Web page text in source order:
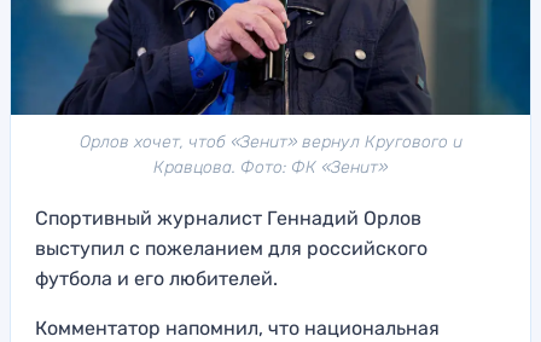
Орлов хочет, чтоб «Зенит» вернул Кругового и
Кравцова. Фото: ФК «Зенит»
Спортивный журналист Геннадий Орлов
выступил с пожеланием для российского
футбола и его любителей.
Комментатор напомнил, что национальная